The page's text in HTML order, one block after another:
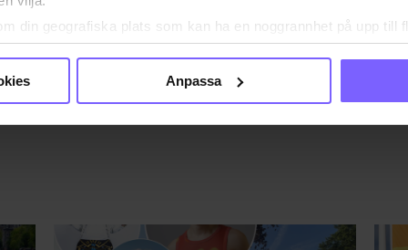
din geografiska plats som kan ha en noggrannhet på upp till
att aktivt skanna den för specifika kännetecken
uppgifter behandlas och ställ in dina preferenser i
användande av vår webbplats.
Anpassa